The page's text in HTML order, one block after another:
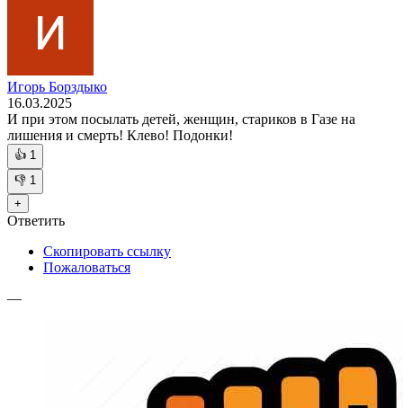
Игорь Борздыко
16.03.2025
И при этом посылать детей, женщин, стариков в Газе на
лишения и смерть! Клево! Подонки!
👍 1
👎 1
+
Ответить
Скопировать ссылку
Пожаловаться
—